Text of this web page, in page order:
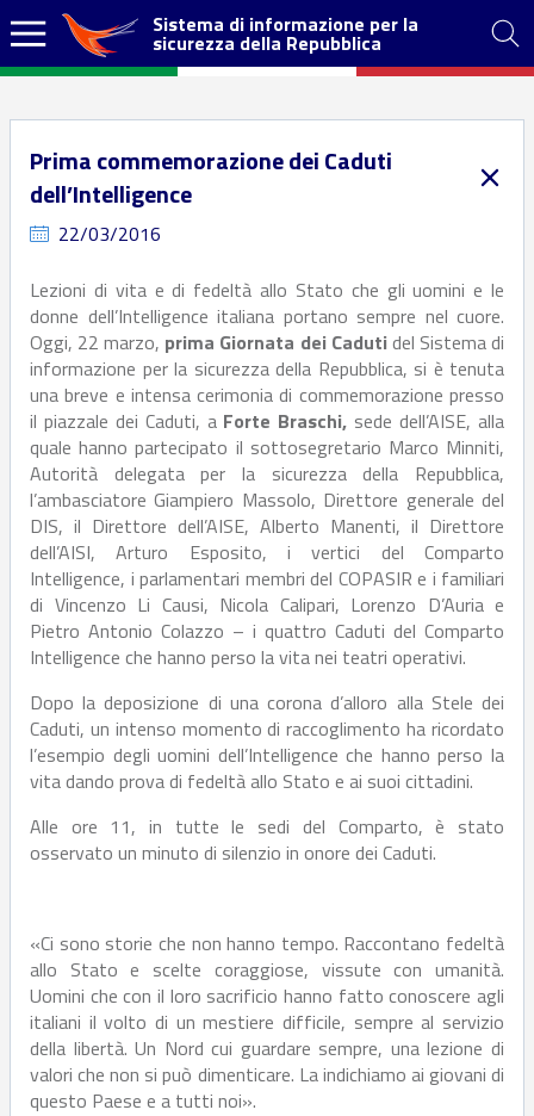
Sistema di informazione per la
sicurezza della Repubblica
Prima commemorazione dei Caduti
dell’Intelligence
22/03/2016
Lezioni di vita e di fedeltà allo Stato che gli uomini e le
donne dell’Intelligence italiana portano sempre nel cuore.
Oggi, 22 marzo, prima Giornata dei Cadutidel Sistema di
informazione per la sicurezza della Repubblica, si è tenuta
una breve e intensa cerimonia di commemorazione presso
il piazzale dei Caduti, a Forte Braschi, sede dell’AISE, alla
quale hanno partecipato il sottosegretario Marco Minniti,
Autorità delegata per la sicurezza della Repubblica,
l’ambasciatore Giampiero Massolo, Direttore generale del
DIS, il Direttore dell’AISE, Alberto Manenti, il Direttore
dell’AISI, Arturo Esposito, i vertici del Comparto
Intelligence, i parlamentari membri del COPASIR e i familiari
di Vincenzo Li Causi, Nicola Calipari, Lorenzo D’Auria e
Pietro Antonio Colazzo – i quattro Caduti del Comparto
Intelligence che hanno perso la vita nei teatri operativi.
Dopo la deposizione di una corona d’alloro alla Stele dei
Caduti, un intenso momento di raccoglimento ha ricordato
l’esempio degli uomini dell’Intelligence che hanno perso la
vita dando prova di fedeltà allo Stato e ai suoi cittadini.
Alle ore 11, in tutte le sedi del Comparto, è stato
osservato un minuto di silenzio in onore dei Caduti.
«Ci sono storie che non hanno tempo. Raccontano fedeltà
allo Stato e scelte coraggiose, vissute con umanità.
Uomini che con il loro sacrificio hanno fatto conoscere agli
italiani il volto di un mestiere difficile, sempre al servizio
della libertà. Un Nord cui guardare sempre, una lezione di
valori che non si può dimenticare. La indichiamo ai giovani di
questo Paese e a tutti noi».